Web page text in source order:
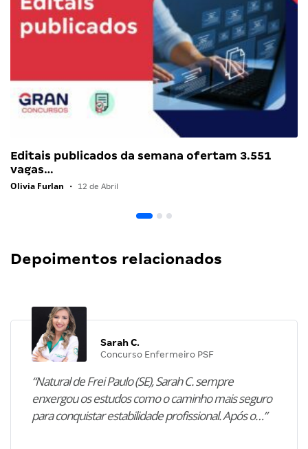
Editais publicados da semana ofertam 3.551
vagas…
Olivia Furlan • 12 de Abril
Depoimentos relacionados
Sarah C.
Concurso Enfermeiro PSF
“Natural de Frei Paulo (SE), Sarah C. sempre
enxergou os estudos como o caminho mais seguro
para conquistar estabilidade profissional. Após o…”